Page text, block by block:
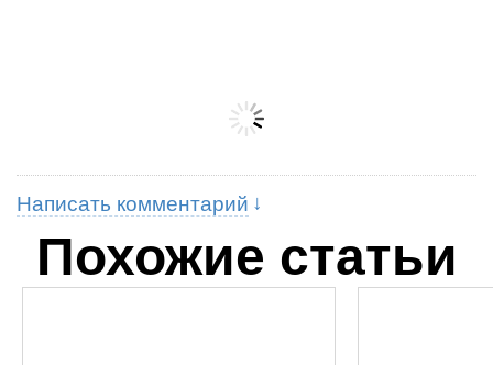
Написать комментарий
Похожие статьи